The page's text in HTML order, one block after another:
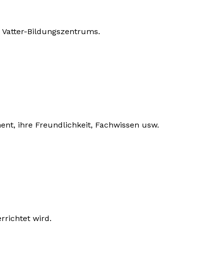
Bildungszentrums.
ihre Freundlichkeit, Fachwissen usw.
wird.